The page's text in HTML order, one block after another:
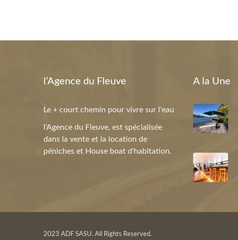
l’Agence du Fleuve
Le + court chemin pour vivre sur l'eau
l'Agence du Fleuve, est spécialisée
dans la vente et la location de
péniches et House boat d'habitation.
A la Une
2023 ADF SASU. All Rights Reserved.